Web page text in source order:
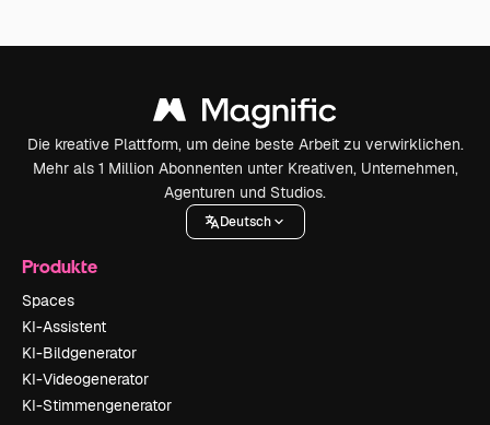
Die kreative Plattform, um deine beste Arbeit zu verwirklichen.
Mehr als 1 Million Abonnenten unter Kreativen, Unternehmen,
Agenturen und Studios.
Deutsch
Produkte
Spaces
KI-Assistent
KI-Bildgenerator
KI-Videogenerator
KI-Stimmengenerator